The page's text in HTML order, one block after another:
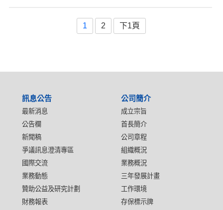
1 2 下1頁
訊息公告
最新消息
公告欄
新聞稿
爭議訊息澄清專區
國際交流
業務動態
贊助公益及研究計劃
財務報表
公司簡介
成立宗旨
首長簡介
公司章程
組織概況
業務概況
三年發展計畫
工作環境
存保標示牌